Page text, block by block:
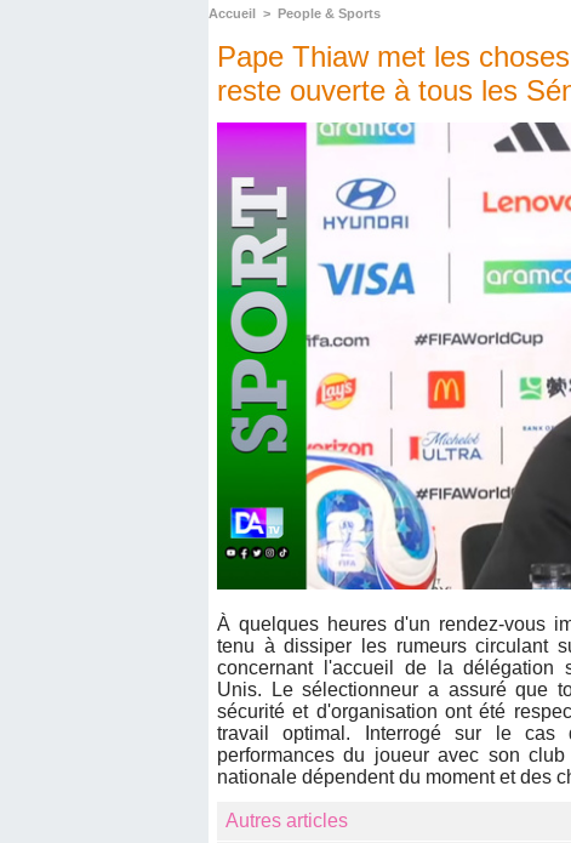
Accueil > People & Sports
Pape Thiaw met les
reste ouverte à tous les
À quelques heures d'un rendez-vous
tenu à dissiper les rumeurs circulant
concernant l'accueil de la délégation
Unis. Le sélectionneur a assuré que
sécurité et d'organisation ont été
travail optimal. Interrogé sur le
performances du joueur avec son
nationale dépendent du moment et des
Autres articles